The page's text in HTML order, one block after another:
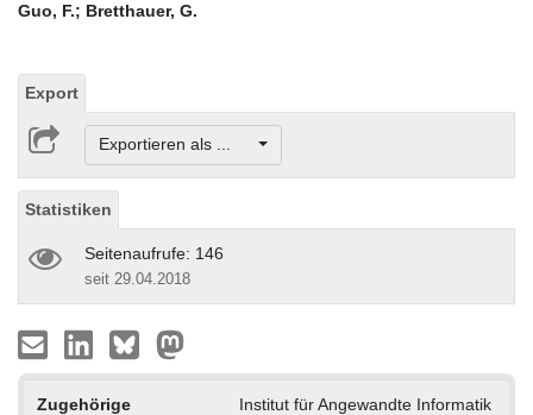
Guo, F.; Bretthauer, G.
Export
Exportieren als ...
Statistiken
Seitenaufrufe: 146
seit 29.04.2018
Zugehörige
Institut für Angewandte Informatik